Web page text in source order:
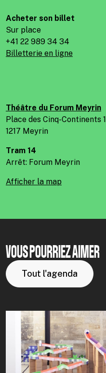
Acheter son billet
Sur place
+41 22 989 34 34
Billetterie en ligne
Théâtre du Forum Meyrin
Place des Cinq-Continents 1
1217 Meyrin
Tram 14
Arrêt: Forum Meyrin
Afficher la map
VOUS POURRIEZ AIMER
Tout l'agenda